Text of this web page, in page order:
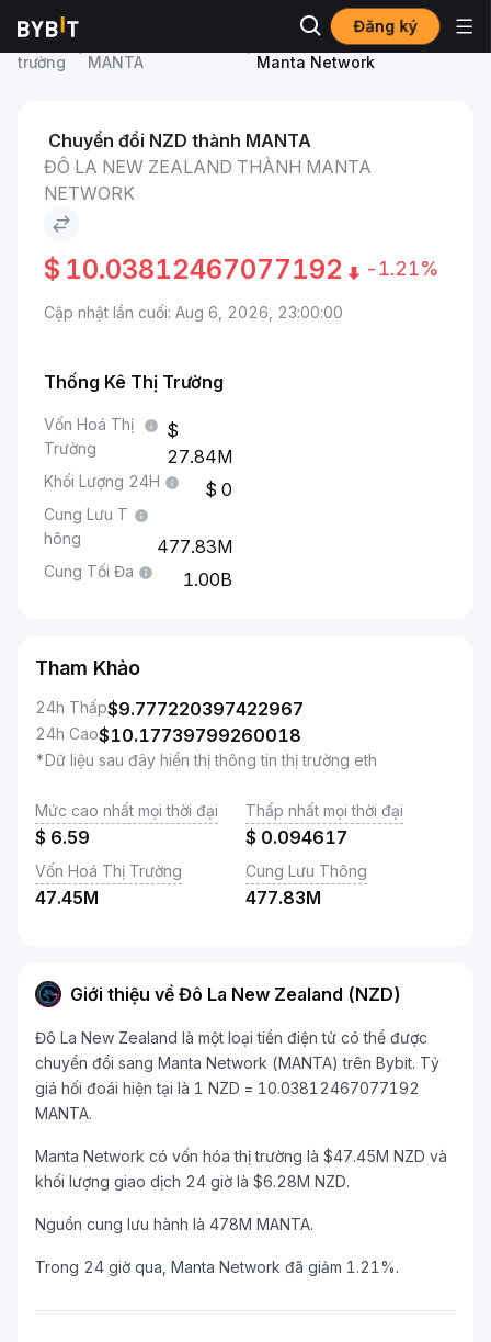
Đăng ký
Thị
trường
MANTA
Đô La New Zealand to
Manta Network
Chuyển đổi NZD thành MANTA
ĐÔ LA NEW ZEALAND THÀNH MANTA
NETWORK
$ 10.03812467077192 -1.21%
Cập nhật lần cuối: Aug 6, 2026, 23:00:00
Thống Kê Thị Trường
Vốn Hoá Thị
Trường
27.84M
Khối Lượng 24H 0
Cung Lưu T
hông
477.83M
Cung Tối Đa 1.00B
Tham Khảo
24h Thấp$9.777220397422967
24h Cao$10.17739799260018
*Dữ liệu sau đây hiển thị thông tin thị trường eth
Mức cao nhất mọi thời đại
$ 6.59
Thấp nhất mọi thời đại
$ 0.094617
Vốn Hoá Thị Trường
47.45M
Cung Lưu Thông
477.83M
Giới thiệu về Đô La New Zealand (NZD)
Đô La New Zealand là một loại tiền điện tử có thể được
chuyển đổi sang Manta Network (MANTA) trên Bybit. Tỷ
giá hối đoái hiện tại là 1 NZD = 10.03812467077192
MANTA.
Manta Network có vốn hóa thị trường là $47.45M NZD và
khối lượng giao dịch 24 giờ là $6.28M NZD.
Nguồn cung lưu hành là 478M MANTA.
Trong 24 giờ qua, Manta Network đã giảm 1.21%.